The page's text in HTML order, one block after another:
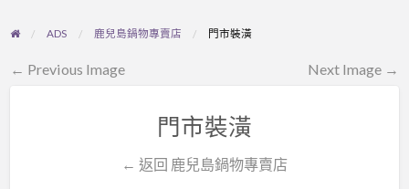
ADS 鹿兒島鍋物專賣店 門市裝潢
← Previous Image Next Image →
門市裝潢
← 返回 鹿兒島鍋物專賣店